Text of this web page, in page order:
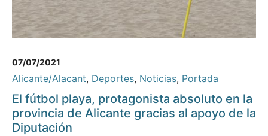
07/07/2021
Alicante/Alacant, Deportes, Noticias, Portada
El fútbol playa, protagonista absoluto en la
provincia de Alicante gracias al apoyo de la
Diputación